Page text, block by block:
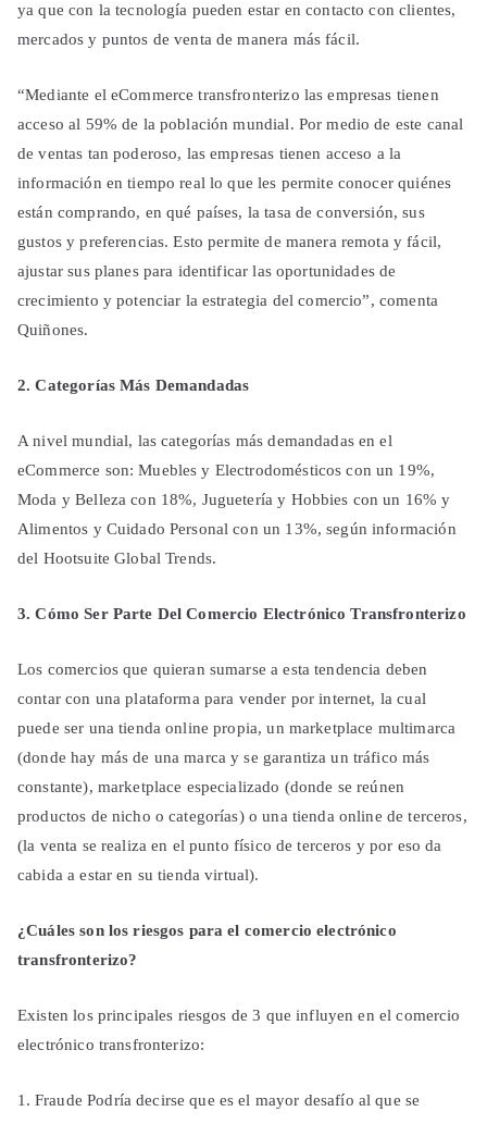
ya que con la tecnología pueden estar en contacto con clientes,
mercados y puntos de venta de manera más fácil.
“Mediante el eCommerce transfronterizo las empresas tienen
acceso al 59% de la población mundial. Por medio de este canal
de ventas tan poderoso, las empresas tienen acceso a la
información en tiempo real lo que les permite conocer quiénes
están comprando, en qué países, la tasa de conversión, sus
gustos y preferencias. Esto permite de manera remota y fácil,
ajustar sus planes para identificar las oportunidades de
crecimiento y potenciar la estrategia del comercio”, comenta
Quiñones.
2. Categorías Más Demandadas
A nivel mundial, las categorías más demandadas en el
eCommerce son: Muebles y Electrodomésticos con un 19%,
Moda y Belleza con 18%, Juguetería y Hobbies con un 16% y
Alimentos y Cuidado Personal con un 13%, según información
del Hootsuite Global Trends.
3. Cómo Ser Parte Del Comercio Electrónico Transfronterizo
Los comercios que quieran sumarse a esta tendencia deben
contar con una plataforma para vender por internet, la cual
puede ser una tienda online propia, un marketplace multimarca
(donde hay más de una marca y se garantiza un tráfico más
constante), marketplace especializado (donde se reúnen
productos de nicho o categorías) o una tienda online de terceros,
(la venta se realiza en el punto físico de terceros y por eso da
cabida a estar en su tienda virtual).
¿Cuáles son los riesgos para el comercio electrónico
transfronterizo?
Existen los principales riesgos de 3 que influyen en el comercio
electrónico transfronterizo:
Fraude Podría decirse que es el mayor desafío al que se